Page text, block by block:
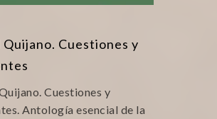
Quijano. Cuestiones y
Cuestiones y
Antología esencial de la